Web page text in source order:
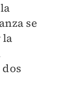
se
la